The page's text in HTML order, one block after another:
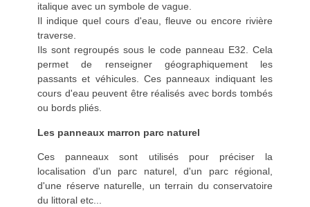
italique avec un symbole de vague.
Il indique quel cours d'eau, fleuve ou encore rivière
traverse.
Ils sont regroupés sous le code panneau E32. Cela
permet de renseigner géographiquement les
passants et véhicules. Ces panneaux indiquant les
cours d'eau peuvent être réalisés avec bords tombés
ou bords pliés.
Les panneaux marron parc naturel
Ces panneaux sont utilisés pour préciser la
localisation d'un parc naturel, d'un parc régional,
d'une réserve naturelle, un terrain du conservatoire
du littoral etc...